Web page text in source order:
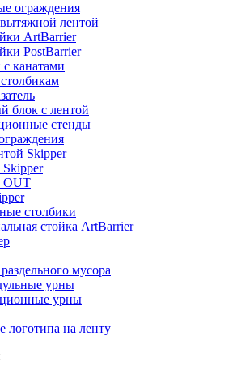
ограждения
лентой
ArtBarrier
PostBarrier
канатами
блок с лентой
стенды
Skipper
OUT
столбики
стойка ArtBarrier
мусора
урны
урны
логотипа на ленту